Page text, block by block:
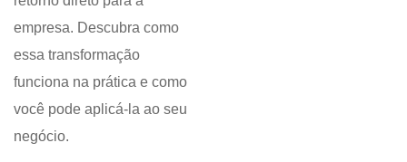
empresa. Descubra como
essa transformação
funciona na prática e como
você pode aplicá-la ao seu
negócio.